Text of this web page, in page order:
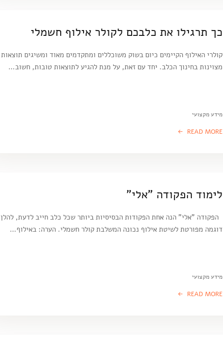
כך תרגילו את כלבכם לקולר אילוף חשמלי
קולרי האילוף הקיימים כיום בשוק משוכללים ומתקדמים מאוד ומשיגים תוצאות
מצוינות בחינוך הכלב. יחד עם זאת, על מנת להגיע לתוצאות טובות, חשוב…
מידע מקצועי
READ MORE
לימוד הפקודה "אלי"
הפקודה "אלי" הנה אחת הפקודות הבסיסיות ביותר שכל כלב חייב לדעת, להלן
דוגמה מפורטת לשיטת אילוף נכונה המשלבת קולר חשמלי. הערה: באילוף…
מידע מקצועי
READ MORE